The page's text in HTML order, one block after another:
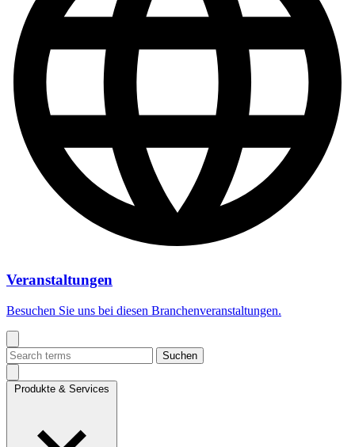
Veranstaltungen
Besuchen Sie uns bei diesen Branchenveranstaltungen.
Suchen
Produkte & Services